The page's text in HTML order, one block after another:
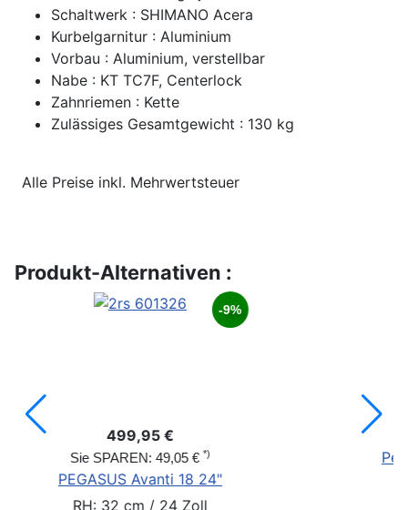
Schaltwerk : SHIMANO Acera
Kurbelgarnitur : Aluminium
Vorbau : Aluminium, verstellbar
Nabe : KT TC7F, Centerlock
Zahnriemen : Kette
Zulässiges Gesamtgewicht : 130 kg
Alle Preise inkl. Mehrwertsteuer
Produkt-Alternativen :
18 24"
429,95 €
Pegasus Arcona 20"